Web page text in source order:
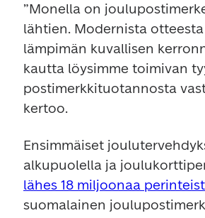
”Monella on
lähtien. Modernista
lämpimän kuvallisen
kautta löysimme toimivan
postimerkkituotannosta
kertoo.
Ensimmäiset
alkupuolella ja
lähes 18 miljoonaa
suomalainen